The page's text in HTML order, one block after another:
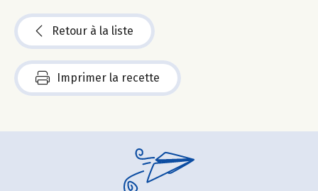
Retour à la liste
Imprimer la recette